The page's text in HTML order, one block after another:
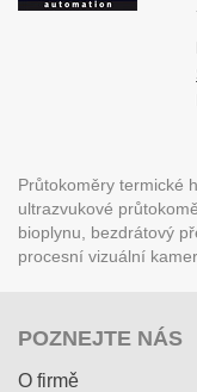
Průtokoměry termické
ultrazvukové
bioplynu, bezdrátový
procesní vizuální
POZNEJTE NÁS
O firmě